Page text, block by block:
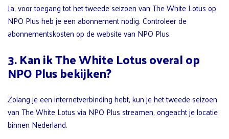
Ja, voor toegang tot het tweede seizoen van The White Lotus op
NPO Plus heb je een abonnement nodig. Controleer de
abonnementskosten op de website van NPO Plus.
3. Kan ik The White Lotus overal op
NPO Plus bekijken?
Zolang je een internetverbinding hebt, kun je het tweede seizoen
van The White Lotus via NPO Plus streamen, ongeacht je locatie
binnen Nederland.